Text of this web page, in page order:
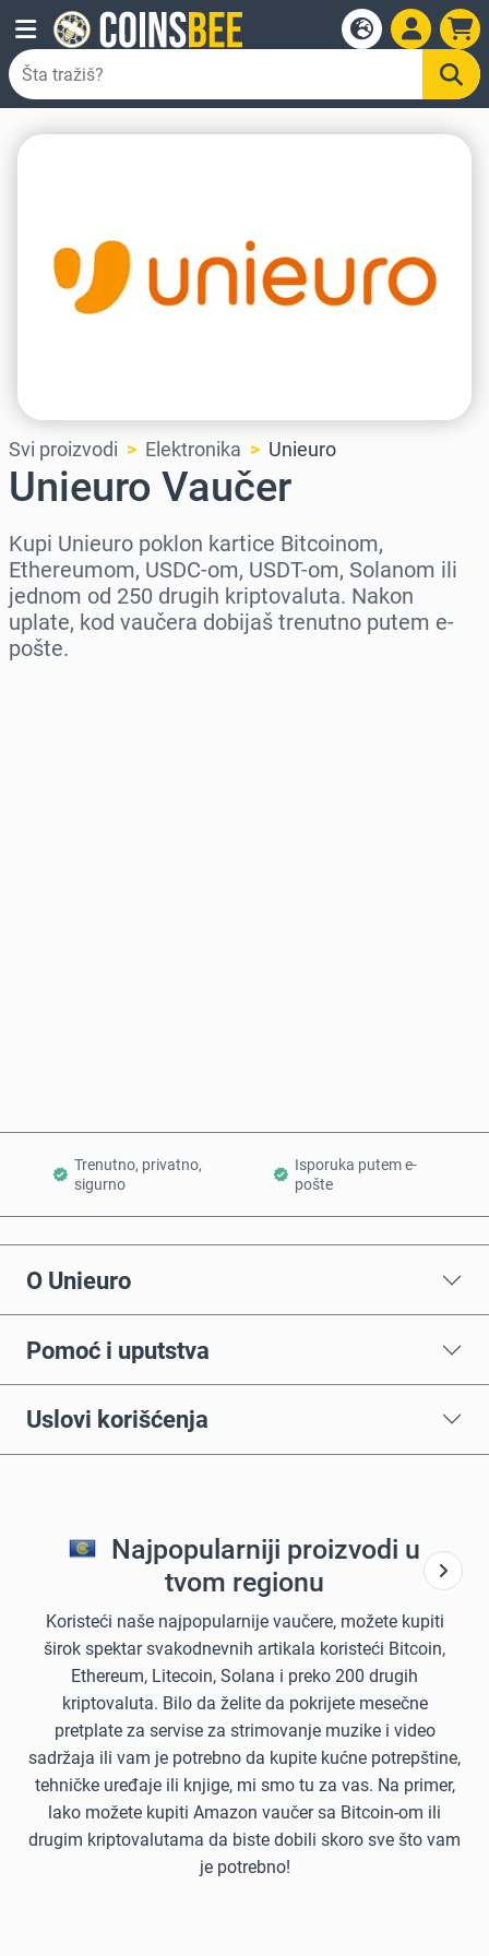
Svi proizvodi Elektronika Unieuro
Unieuro Vaučer
Kupi Unieuro poklon kartice Bitcoinom,
Ethereumom, USDC-om, USDT-om, Solanom ili
jednom od 250 drugih kriptovaluta. Nakon
uplate, kod vaučera dobijaš trenutno putem e-
pošte.
Trenutno, privatno,
sigurno
Isporuka putem e-
pošte
O Unieuro
Pomoć i uputstva
Uslovi korišćenja
Najpopularniji proizvodi u
tvom regionu
Koristeći naše najpopularnije vaučere, možete kupiti
širok spektar svakodnevnih artikala koristeći Bitcoin,
Ethereum, Litecoin, Solana i preko 200 drugih
kriptovaluta. Bilo da želite da pokrijete mesečne
pretplate za servise za strimovanje muzike i video
sadržaja ili vam je potrebno da kupite kućne potrepštine,
tehničke uređaje ili knjige, mi smo tu za vas. Na primer,
lako možete kupiti Amazon vaučer sa Bitcoin-om ili
drugim kriptovalutama da biste dobili skoro sve što vam
je potrebno!